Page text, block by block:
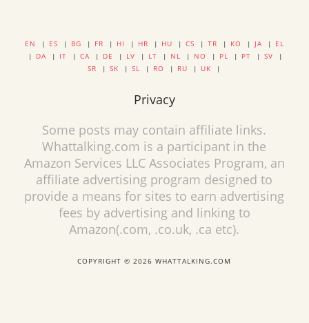
EN | ES | BG | FR | HI | HR | HU | CS | TR | KO | JA | EL
| DA | IT | CA | DE | LV | LT | NL | NO | PL | PT | SV |
SR | SK | SL | RO | RU | UK |
Privacy
Some posts may contain affiliate links.
Whattalking.com is a participant in the
Amazon Services LLC Associates Program, an
affiliate advertising program designed to
provide a means for sites to earn advertising
fees by advertising and linking to
Amazon(.com, .co.uk, .ca etc).
COPYRIGHT © 2026 WHATTALKING.COM